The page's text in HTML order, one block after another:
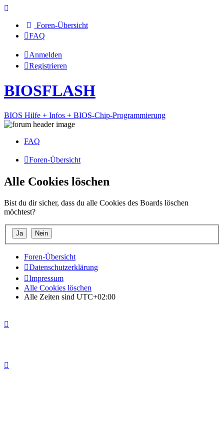
Foren-Übersicht
FAQ
Anmelden
Registrieren
BIOSFLASH
BIOS Hilfe + Infos + BIOS-Chip-Programmierung
FAQ
Foren-Übersicht
Alle Cookies löschen
Bist du dir sicher, dass du alle Cookies des Boards löschen
möchtest?
Foren-Übersicht
Datenschutzerklärung
Impressum
Alle Cookies löschen
Alle Zeiten sind UTC+02:00